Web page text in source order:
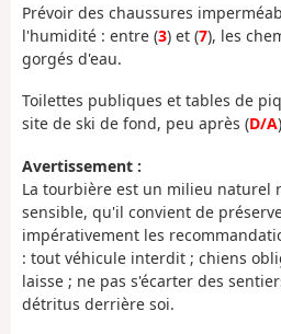
Prévoir des chaussures
l'humidité : entre (3) et (7), les
gorgés d'eau.
Toilettes publiques et tables de
site de ski de fond, peu après (D/A
Avertissement :
La tourbière est un milieu naturel
sensible, qu'il convient de
impérativement les
: tout véhicule interdit ; chiens
laisse ; ne pas s'écarter des
détritus derrière soi.